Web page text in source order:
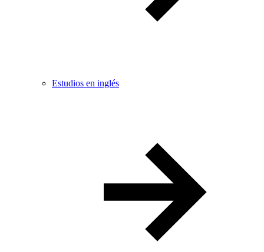
Estudios en inglés